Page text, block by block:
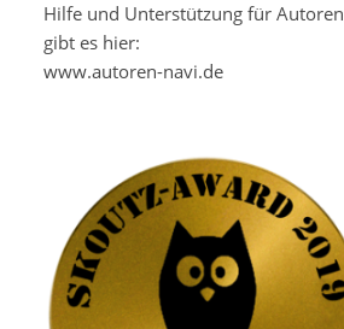
Hilfe und Unterstützung für Autoren
gibt es hier:
www.autoren-navi.de